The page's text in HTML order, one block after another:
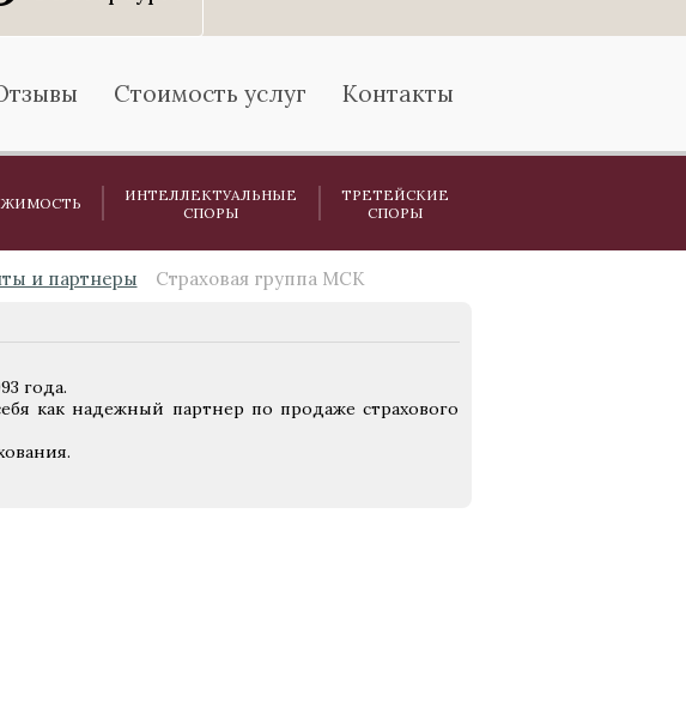
Стоимость услуг Контакты
ИНТЕЛЛЕКТУАЛЬНЫЕ
СПОРЫ
ТРЕТЕЙСКИЕ
СПОРЫ
и партнеры Страховая группа МСК
года.
как надежный партнер по продаже страхового